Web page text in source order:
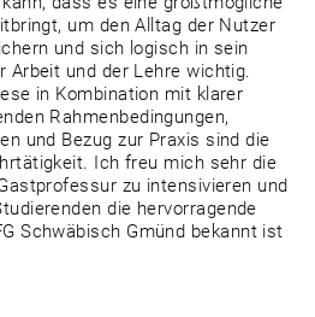
um den Alltag der Nutzer
und sich logisch in sein
Arbeit und der Lehre wichtig.
in Kombination mit klarer
Rahmenbedingungen,
und Bezug zur Praxis sind die
Ich freu mich sehr die
zu intensivieren und
die hervorragende
Schwäbisch Gmünd bekannt ist